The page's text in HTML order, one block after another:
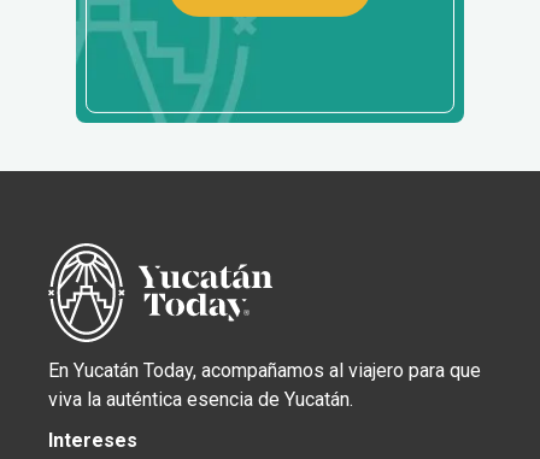
En Yucatán Today, acompañamos al viajero para que
viva la auténtica esencia de Yucatán.
Intereses